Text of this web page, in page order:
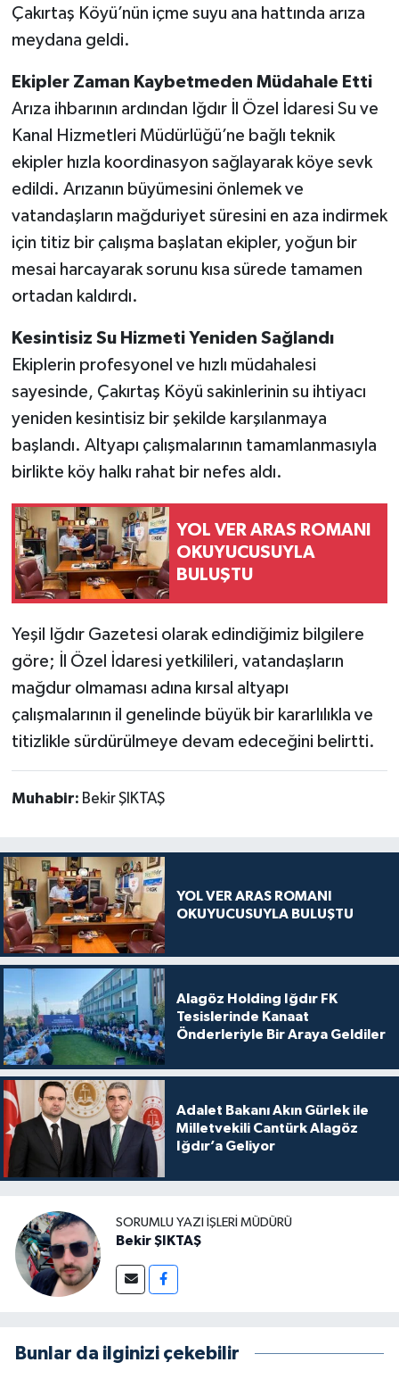
Çakırtaş Köyü’nün içme suyu ana hattında arıza
meydana geldi.
Ekipler Zaman Kaybetmeden Müdahale Etti
Arıza ihbarının ardından Iğdır İl Özel İdaresi Su ve
Kanal Hizmetleri Müdürlüğü’ne bağlı teknik
ekipler hızla koordinasyon sağlayarak köye sevk
edildi. Arızanın büyümesini önlemek ve
vatandaşların mağduriyet süresini en aza indirmek
için titiz bir çalışma başlatan ekipler, yoğun bir
mesai harcayarak sorunu kısa sürede tamamen
ortadan kaldırdı.
Kesintisiz Su Hizmeti Yeniden Sağlandı
Ekiplerin profesyonel ve hızlı müdahalesi
sayesinde, Çakırtaş Köyü sakinlerinin su ihtiyacı
yeniden kesintisiz bir şekilde karşılanmaya
başlandı. Altyapı çalışmalarının tamamlanmasıyla
birlikte köy halkı rahat bir nefes aldı.
YOL VER ARAS ROMANI
OKUYUCUSUYLA
BULUŞTU
Yeşil Iğdır Gazetesi olarak edindiğimiz bilgilere
göre; İl Özel İdaresi yetkilileri, vatandaşların
mağdur olmaması adına kırsal altyapı
çalışmalarının il genelinde büyük bir kararlılıkla ve
titizlikle sürdürülmeye devam edeceğini belirtti.
Muhabir: Bekir ŞIKTAŞ
YOL VER ARAS ROMANI
OKUYUCUSUYLA BULUŞTU
Alagöz Holding Iğdır FK
Tesislerinde Kanaat
Önderleriyle Bir Araya Geldiler
Adalet Bakanı Akın Gürlek ile
Milletvekili Cantürk Alagöz
Iğdır’a Geliyor
SORUMLU YAZI İŞLERI MÜDÜRÜ
Bekir ŞIKTAŞ
Bunlar da ilginizi çekebilir